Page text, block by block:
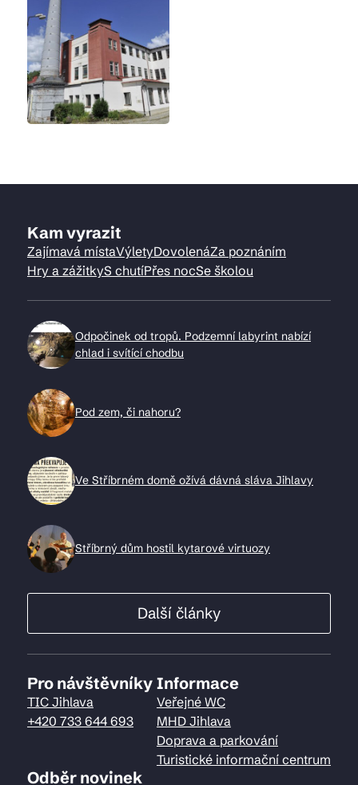
Kam vyrazit
Zajímavá místaVýletyDovolenáZa poznáním
Hry a zážitkyS chutíPřes nocSe školou
Odpočinek od tropů. Podzemní labyrint nabízí
chlad i svítící chodbu
Pod zem, či nahoru?
Ve Stříbrném domě ožívá dávná sláva Jihlavy
Stříbrný dům hostil kytarové virtuozy
Další články
Pro návštěvníky
TIC Jihlava
+420 733 644 693
Informace
Veřejné WC
MHD Jihlava
Doprava a parkování
Turistické informační centrum
Odběr novinek